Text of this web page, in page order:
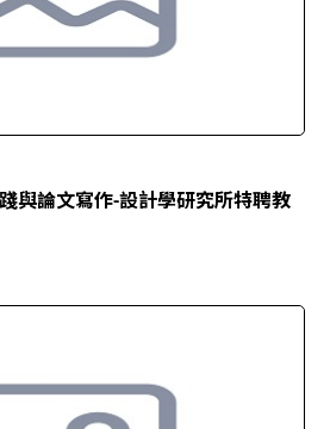
與論文寫作-設計學研究所特聘教